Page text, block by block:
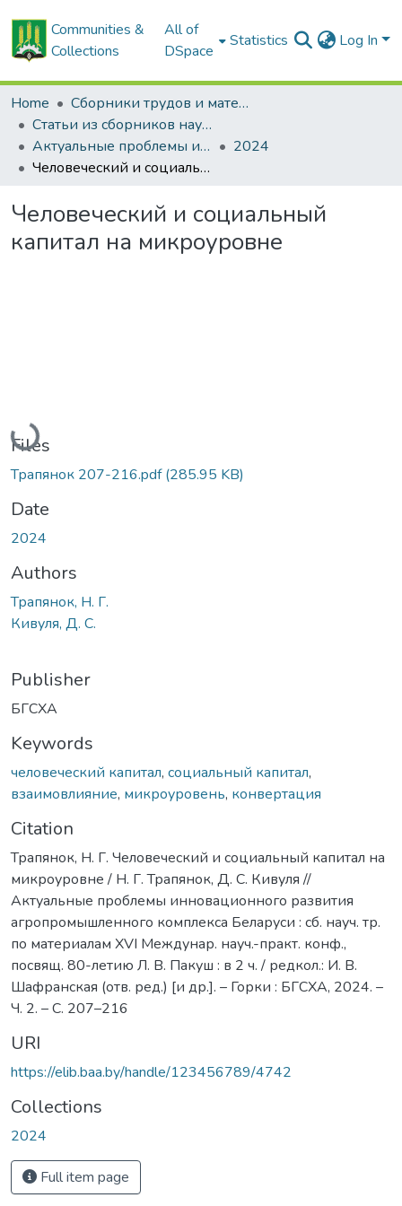
Communities &
Collections
All of
DSpace
Statistics Log In
Home
Сборники трудов и материалов конференций
Статьи из сборников научных трудов
Актуальные проблемы инновационного развития агропромышленного комплекса Беларуси
2024
Человеческий и социальный капитал на микроуровне
Человеческий и социальный
капитал на микроуровне
Loading...
Files
Трапянок 207-216.pdf(285.95 KB)
Date
2024
Authors
Трапянок, Н. Г.
Кивуля, Д. С.
Publisher
БГСХА
Keywords
человеческий капитал, социальный капитал,
взаимовлияние, микроуровень, конвертация
Citation
Трапянок, Н. Г. Человеческий и социальный капитал на
микроуровне / Н. Г. Трапянок, Д. С. Кивуля //
Актуальные проблемы инновационного развития
агропромышленного комплекса Беларуси : сб. науч. тр.
по материалам XVI Междунар. науч.-практ. конф.,
посвящ. 80-летию Л. В. Пакуш : в 2 ч. / редкол.: И. В.
Шафранская (отв. ред.) [и др.]. – Горки : БГСХА, 2024. –
Ч. 2. – С. 207–216
URI
https://elib.baa.by/handle/123456789/4742
Collections
2024
Full item page